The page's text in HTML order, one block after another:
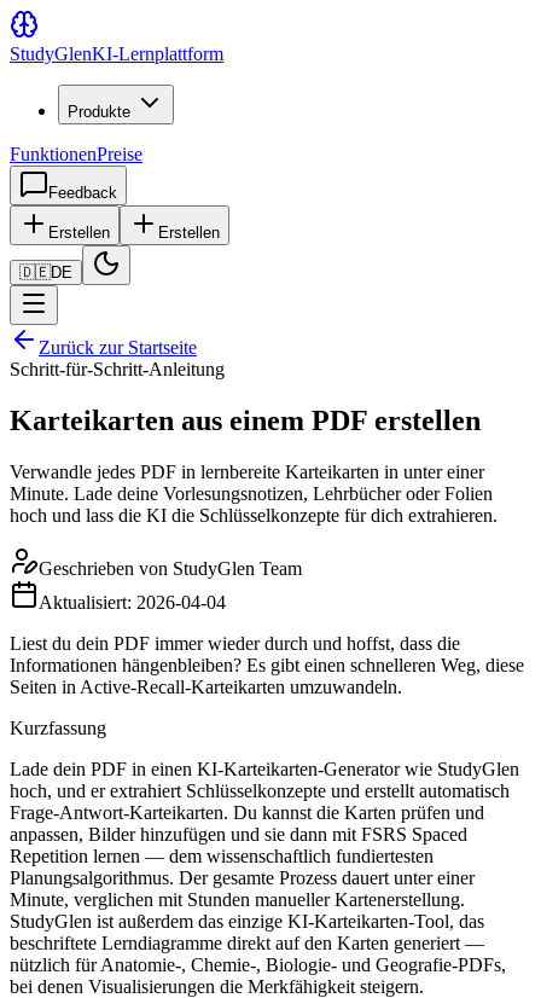
StudyGlenKI-Lernplattform
Produkte
FunktionenPreise
Feedback
Erstellen Erstellen
🇩🇪DE
Zurück zur Startseite
Schritt-für-Schritt-Anleitung
Karteikarten aus einem PDF erstellen
Verwandle jedes PDF in lernbereite Karteikarten in unter einer
Minute. Lade deine Vorlesungsnotizen, Lehrbücher oder Folien
hoch und lass die KI die Schlüsselkonzepte für dich extrahieren.
Geschrieben von StudyGlen Team
Aktualisiert: 2026-04-04
Liest du dein PDF immer wieder durch und hoffst, dass die
Informationen hängenbleiben? Es gibt einen schnelleren Weg, diese
Seiten in Active-Recall-Karteikarten umzuwandeln.
Kurzfassung
Lade dein PDF in einen KI-Karteikarten-Generator wie StudyGlen
hoch, und er extrahiert Schlüsselkonzepte und erstellt automatisch
Frage-Antwort-Karteikarten. Du kannst die Karten prüfen und
anpassen, Bilder hinzufügen und sie dann mit FSRS Spaced
Repetition lernen — dem wissenschaftlich fundiertesten
Planungsalgorithmus. Der gesamte Prozess dauert unter einer
Minute, verglichen mit Stunden manueller Kartenerstellung.
StudyGlen ist außerdem das einzige KI-Karteikarten-Tool, das
beschriftete Lerndiagramme direkt auf den Karten generiert —
nützlich für Anatomie-, Chemie-, Biologie- und Geografie-PDFs,
bei denen Visualisierungen die Merkfähigkeit steigern.